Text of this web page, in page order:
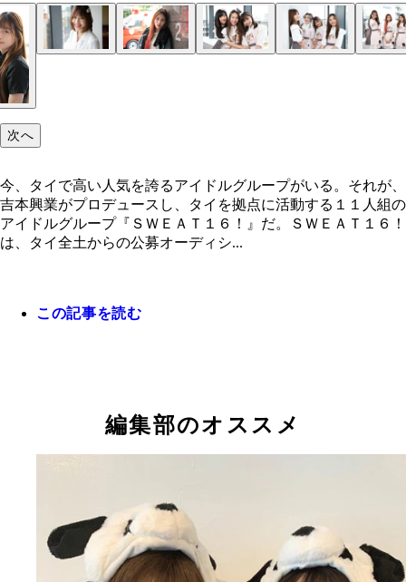
次へ
今、タイで高い人気を誇るアイドルグループがいる。それが、
吉本興業がプロデュースし、タイを拠点に活動する１１人組の
アイドルグループ『ＳＷＥＡＴ１６！』だ。ＳＷＥＡＴ１６！
は、タイ全土からの公募オーディシ...
この記事を読む
編集部のオススメ